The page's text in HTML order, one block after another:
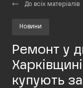
До всіх матеріалів
Новини
Ремонт у
купують